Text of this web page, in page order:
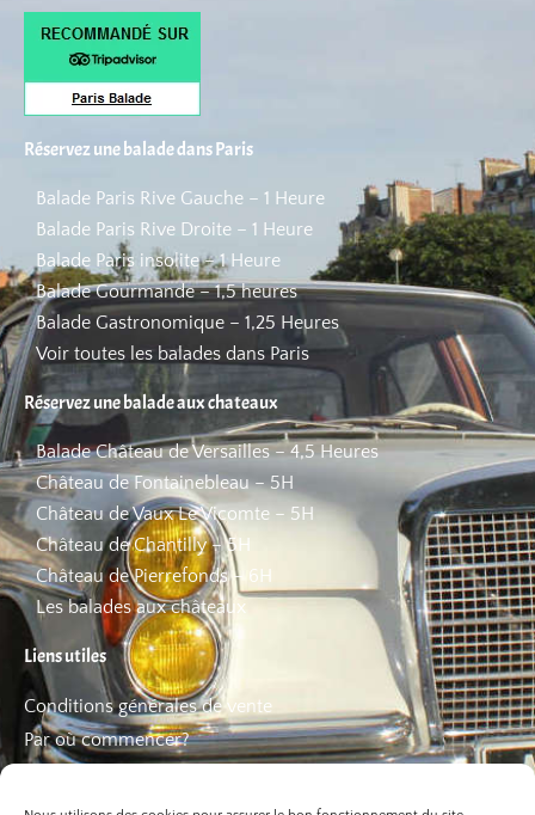
Réservez une balade dans Paris
Balade Paris Rive Gauche – 1 Heure
Balade Paris Rive Droite – 1 Heure
Balade Paris insolite – 1 Heure
Balade Gourmande – 1,5 heures
Balade Gastronomique – 1,25 Heures
Voir toutes les balades dans Paris
Réservez une balade aux chateaux
Balade Château de Versailles – 4,5 Heures
Château de Fontainebleau – 5H
Château de Vaux Le Vicomte – 5H
Château de Chantilly – 5H
Château de Pierrefonds – 6H
Les balades aux châteaux
Liens utiles
Conditions générales de vente
Par où commencer?
Les bons plans